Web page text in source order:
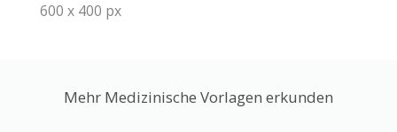
600 x 400 px
Mehr Medizinische Vorlagen erkunden